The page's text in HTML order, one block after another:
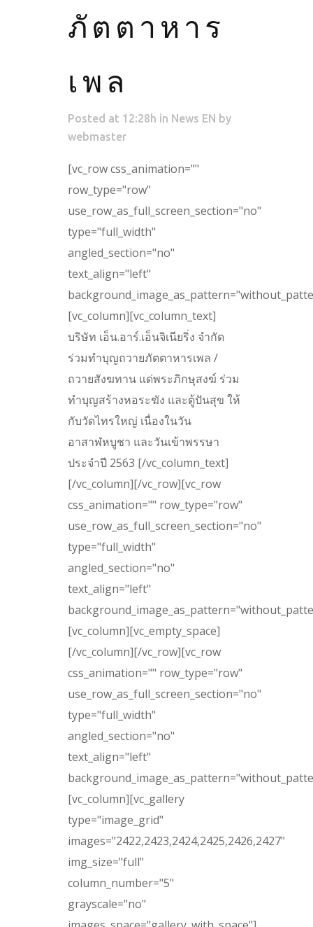
ภัตตาหาร
เพล
Posted at 12:28h in News EN by
webmaster
[vc_row css_animation=""
row_type="row"
use_row_as_full_screen_section="no"
type="full_width"
angled_section="no"
text_align="left"
[vc_column][vc_column_text]
บริษัท เอ็น.อาร์.เอ็นจิเนียริ่ง จำกัด
ร่วมทำบุญถวายภัตตาหารเพล /
ถวายสังฆทาน แด่พระภิกษุสงฆ์ ร่วม
ทำบุญสร้างหอระฆัง และตู้ปันสุข ให้
กับวัดไทรใหญ่ เนื่องในวัน
อาสาฬหบูชา และวันเข้าพรรษา
ประจำปี 2563 [/vc_column_text]
[/vc_column][/vc_row][vc_row
css_animation="" row_type="row"
use_row_as_full_screen_section="no"
type="full_width"
angled_section="no"
text_align="left"
[vc_column][vc_empty_space]
[/vc_column][/vc_row][vc_row
css_animation="" row_type="row"
use_row_as_full_screen_section="no"
type="full_width"
angled_section="no"
text_align="left"
[vc_column][vc_gallery
type="image_grid"
images="2422,2423,2424,2425,2426,2427"
img_size="full"
column_number="5"
grayscale="no"